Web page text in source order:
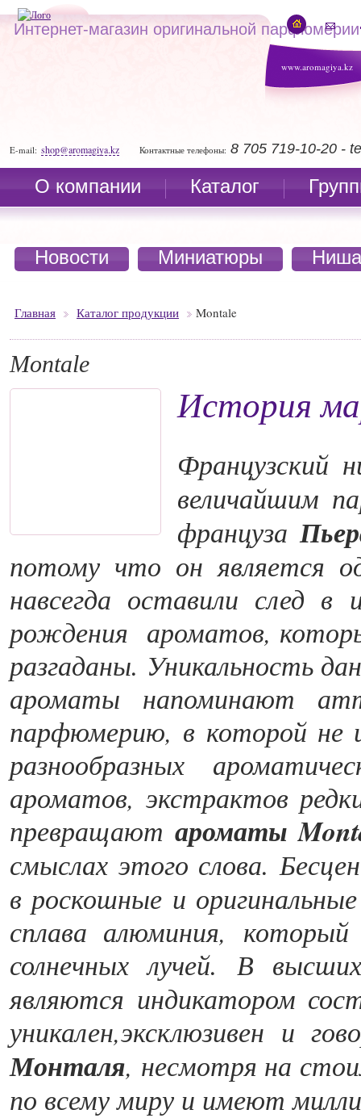
www.aromagiya.kz
Интернет-магазин оригинальной парфюмерии
E-mail: shop@aromagiya.kz Контактные телефоны: 8 705 719-10-20 -
О компании Каталог
Новости Миниатюры
Главная Каталог продукции Montale
Montale
История
Французский
величайшим
француза
потому что он является
навсегда оставили след
рождения ароматов,
разгаданы. Уникальность
ароматы напоминают
парфюмерию, в которой не
разнообразных
ароматов, экстрактов
превращают ароматы
смыслах этого слова.
в роскошные и
сплава алюминия,
солнечных лучей. В
являются индикатором
уникален,эксклюзивен и
Монталя, несмотря на
по всему миру и имеют